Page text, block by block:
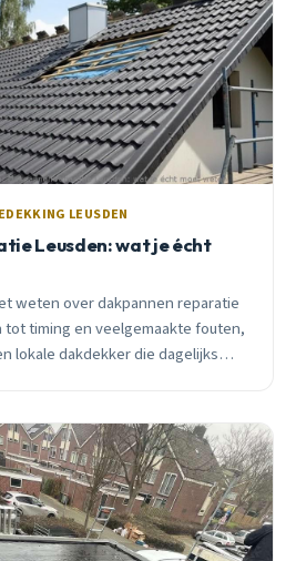
LEUSDEN
Leusden: wat je écht
weten over dakpannen reparatie
tot timing en veelgemaakte fouten,
lokale dakdekker die dagelijks